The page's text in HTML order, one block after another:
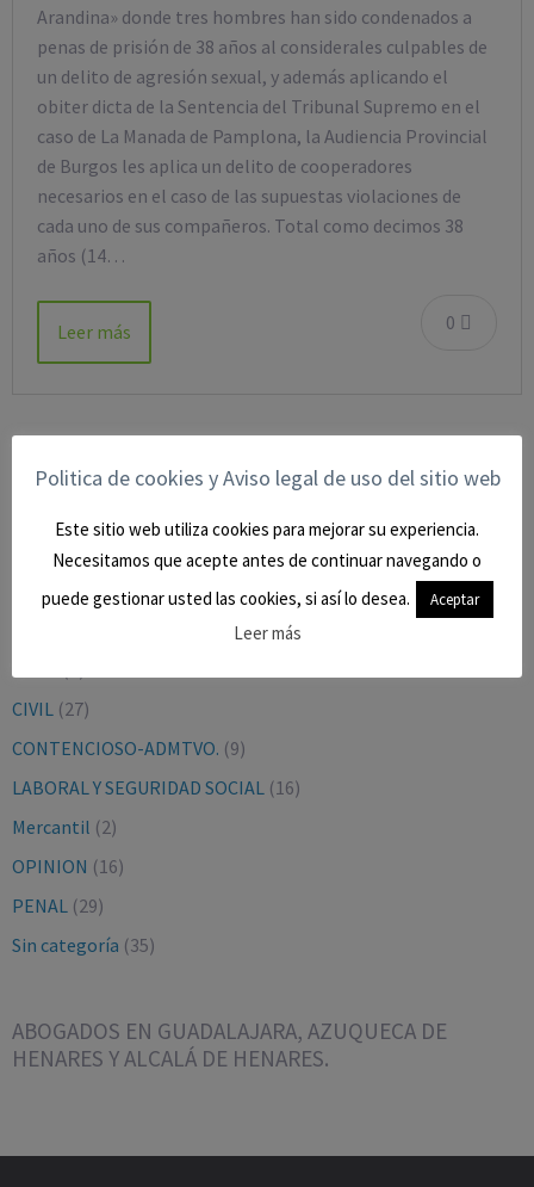
Arandina» donde tres hombres han sido condenados a
penas de prisión de 38 años al considerales culpables de
un delito de agresión sexual, y además aplicando el
obiter dicta de la Sentencia del Tribunal Supremo en el
caso de La Manada de Pamplona, la Audiencia Provincial
de Burgos les aplica un delito de cooperadores
necesarios en el caso de las supuestas violaciones de
cada uno de sus compañeros. Total como decimos 38
años (14…
0
Leer más
BUSCAR EN EL BLOG
CATEGORÍAS
CIVIL (27)
CONTENCIOSO-ADMTVO. (9)
LABORAL Y SEGURIDAD SOCIAL (16)
Mercantil (2)
OPINION (16)
PENAL (29)
Sin categoría (35)
ABOGADOS EN GUADALAJARA, AZUQUECA DE
HENARES Y ALCALÁ DE HENARES.
Politica de cookies y Aviso legal de uso del sitio web
Este sitio web utiliza cookies para mejorar su experiencia.
Necesitamos que acepte antes de continuar navegando o
puede gestionar usted las cookies, si así lo desea.
Aceptar
Leer más